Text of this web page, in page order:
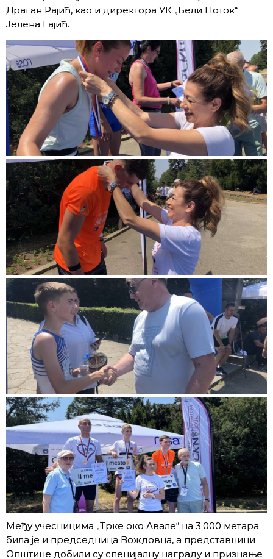
Драган Рајић, као и директора УК „Бели Поток“
Јелена Гајић.
Међу учесницима „Трке око Авале“ на 3.000 метара
била је и председница Вождовца, а представници
Општине добили су специјалну награду и признање